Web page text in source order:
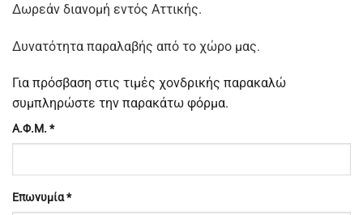
Δωρεάν διανομή εντός Αττικής.
Δυνατότητα παραλαβής από το χώρο μας.
Για πρόσβαση στις τιμές χονδρικής παρακαλώ
συμπληρώστε την παρακάτω φόρμα.
Α.Φ.Μ. *
Επωνυμία*